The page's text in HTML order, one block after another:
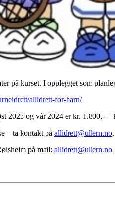
på kurset. I opplegget som
allidrett-for-barn/
2023 og vår 2024 er kr. 1.800,-
– ta kontakt på allidrett@ullern.no.
på mail: allidrett@ullern.no